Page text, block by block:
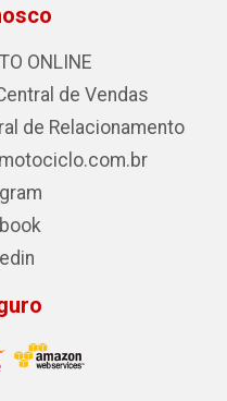
ONLINE
de Vendas
de Relacionamento